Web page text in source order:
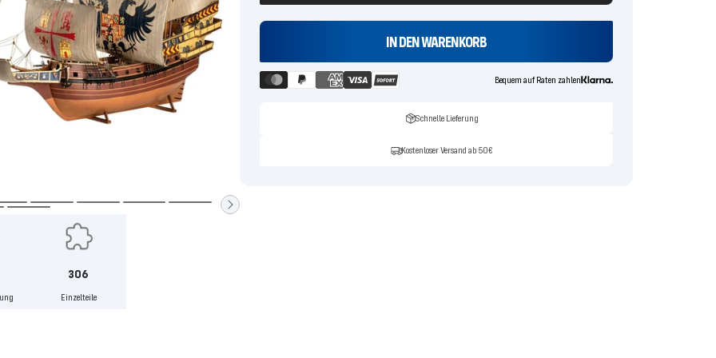
Zur
Slide
gehen306
Einzelteile
IN DEN WARENKORB
Bequem auf Raten zahlen
Schnelle Lieferung
Kostenloser Versand ab 50€